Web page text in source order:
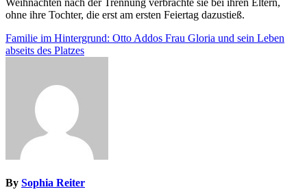
ohne ihre Tochter, die erst am ersten Feiertag dazustieß.
Post
navigation
Familie im Hintergrund: Otto Addos Frau Gloria und sein Leben
abseits des Platzes
By Sophia Reiter